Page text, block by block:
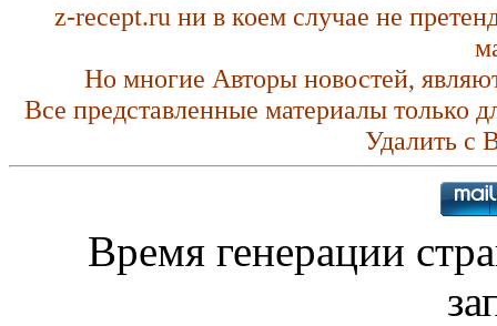
z-recept.ru ни в коем случае не
Но многие Авторы новостей,
Все представленные материалы только
Удалить с
Время генерации